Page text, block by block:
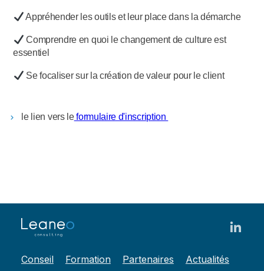
Appréhender les outils et leur place dans la démarche
Comprendre en quoi le changement de culture est
essentiel
Se focaliser sur la création de valeur pour le client
le lien vers leformulaire d'inscription
Conseil Formation Partenaires
Actualités